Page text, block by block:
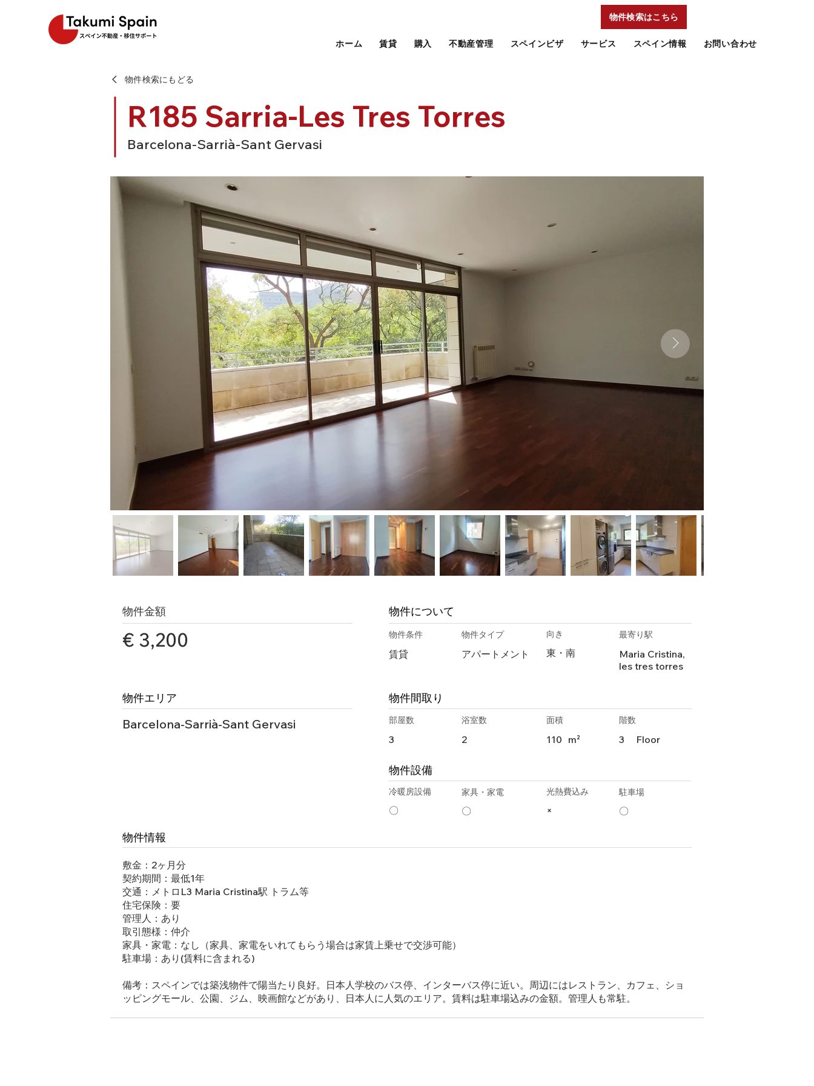
物件検索はこちら
ホーム 賃貸 購入 不動産管理 スペインビザ サービス スペイン情報 お問い合わせ
物件検索にもどる
R185 Sarria-Les Tres Torres
Barcelona-Sarrià-Sant Gervasi
物件金額
€ 3,200
物件エリア
Barcelona-Sarrià-Sant Gervasi
物件について
物件条件
賃貸
物件タイプ
アパートメント
向き
東・南
最寄り駅
Maria Cristina,
les tres torres
物件間取り
部屋数 浴室数 面積 階数
3 2 110 m² 3 Floor
物件設備
冷暖房設備
〇
家具・家電
〇
光熱費込み
×
駐車場
〇
物件情報
敷金：2ヶ月分
契約期間：最低1年
交通：メトロL3 Maria Cristina駅 トラム等
住宅保険：要
管理人：あり
取引態様：仲介
家具・家電：なし（家具、家電をいれてもらう場合は家賃上乗せで交渉可能）
駐車場：あり(賃料に含まれる)
備考：スペインでは築浅物件で陽当たり良好。日本人学校のバス停、インターバス停に近い。周辺にはレストラン、カフェ、ショ
ッピングモール、公園、ジム、映画館などがあり、日本人に人気のエリア。賃料は駐車場込みの金額。管理人も常駐。